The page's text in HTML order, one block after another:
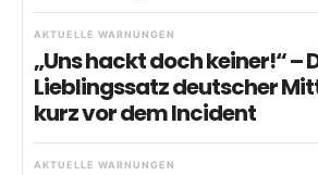
AKTUELLE WARNUNGEN
„Uns hackt doch keiner!“ –
Lieblingssatz deutscher
kurz vor dem Incident
AKTUELLE WARNUNGEN